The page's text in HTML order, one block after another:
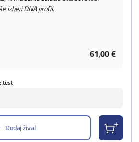
izberi DNA profil.
61,00 €
test
Dodaj žival